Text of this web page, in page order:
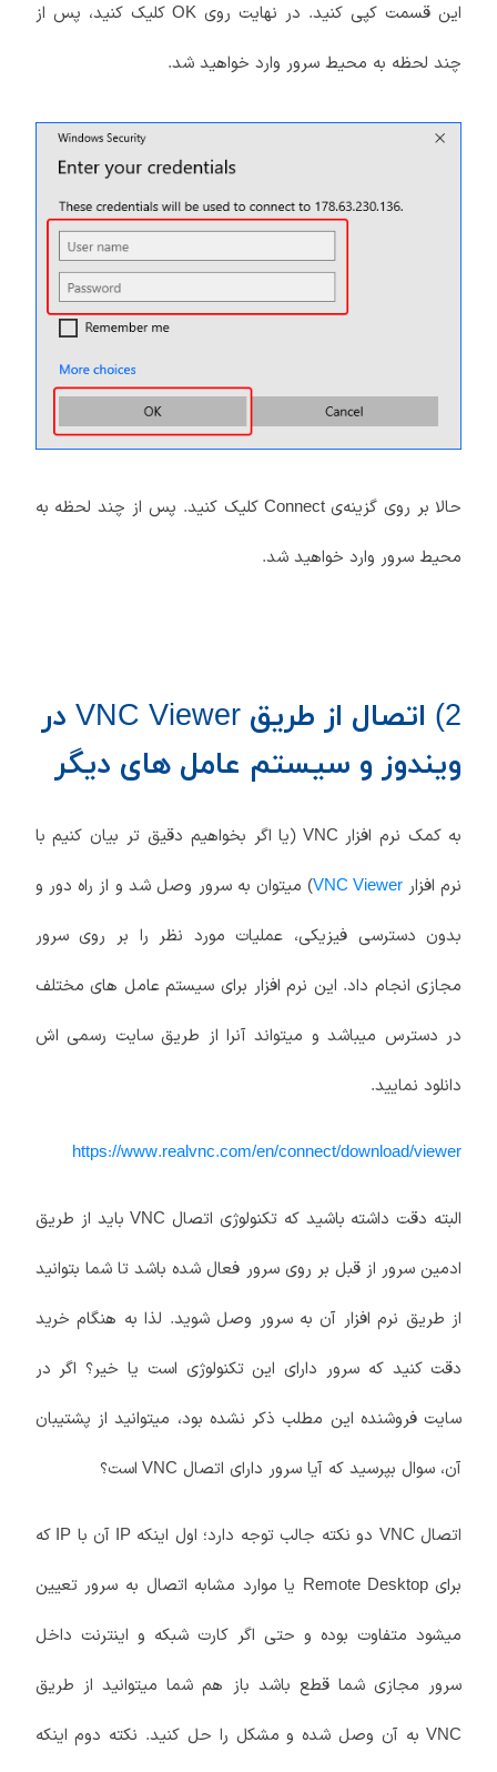
این قسمت کپی کنید. در نهایت روی OK کلیک کنید، پس از
چند لحظه به محیط سرور وارد خواهید شد.
حالا بر روی گزینه‌یConnect
کلیک کنید. پس از چند لحظه به
محیط سرور وارد خواهید شد.
2) اتصال از طریق VNC Viewer در
ویندوز و سیستم عامل های دیگر
به کمک نرم افزارVNC
(یا اگر بخواهیم دقیق تر بیان کنیم با
نرم افزار VNC Viewer
) میتوان به سرور وصل شد و از راه دور و
بدون دسترسی فیزیکی، عملیات مورد نظر را بر روی سرور
مجازی انجام داد. این نرم افزار برای سیستم عامل های مختلف
در دسترس میباشد و میتواند آنرا از طریق سایت رسمی اش
دانلود نمایید.
https://www.realvnc.com/en/connect/download/viewer
البته دقت داشته باشید که تکنولوژی اتصال VNC باید از طریق
ادمین سرور از قبل بر روی سرور فعال شده باشد تا شما بتوانید
از طریق نرم افزار آن به سرور وصل شوید. لذا به هنگام خرید
دقت کنید که سرور دارای این تکنولوژی است یا خیر؟ اگر در
سایت فروشنده این مطلب ذکر نشده بود، میتوانید از پشتیبان
آن، سوال بپرسید که آیا سرور دارای اتصال VNC است؟
اتصال VNC دو نکته جالب توجه دارد؛ اول اینکه IP آن با IP که
برای Remote Desktopیا موارد مشابه اتصال به سرور تعیین
میشود متفاوت بوده و حتی اگر کارت شبکه و اینترنت داخل
سرور مجازی شما قطع باشد باز هم شما میتوانید از طریق
VNC به آن وصل شده و مشکل را حل کنید. نکته دوم اینکه